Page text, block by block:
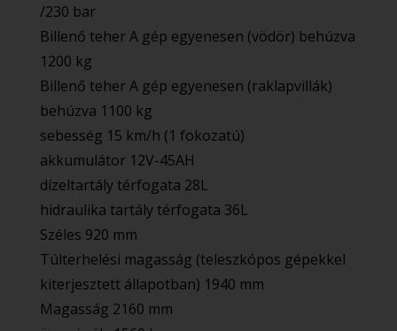
/230 bar
Billenő teher A gép egyenesen (vödör) behúzva
1200 kg
Billenő teher A gép egyenesen (raklapvillák)
behúzva 1100 kg
sebesség 15 km/h (1 fokozatú)
akkumulátor 12V-45AH
dízeltartály térfogata 28L
hidraulika tartály térfogata 36L
Széles 920 mm
Túlterhelési magasság (teleszkópos gépekkel
kiterjesztett állapotban) 1940 mm
Magasság 2160 mm